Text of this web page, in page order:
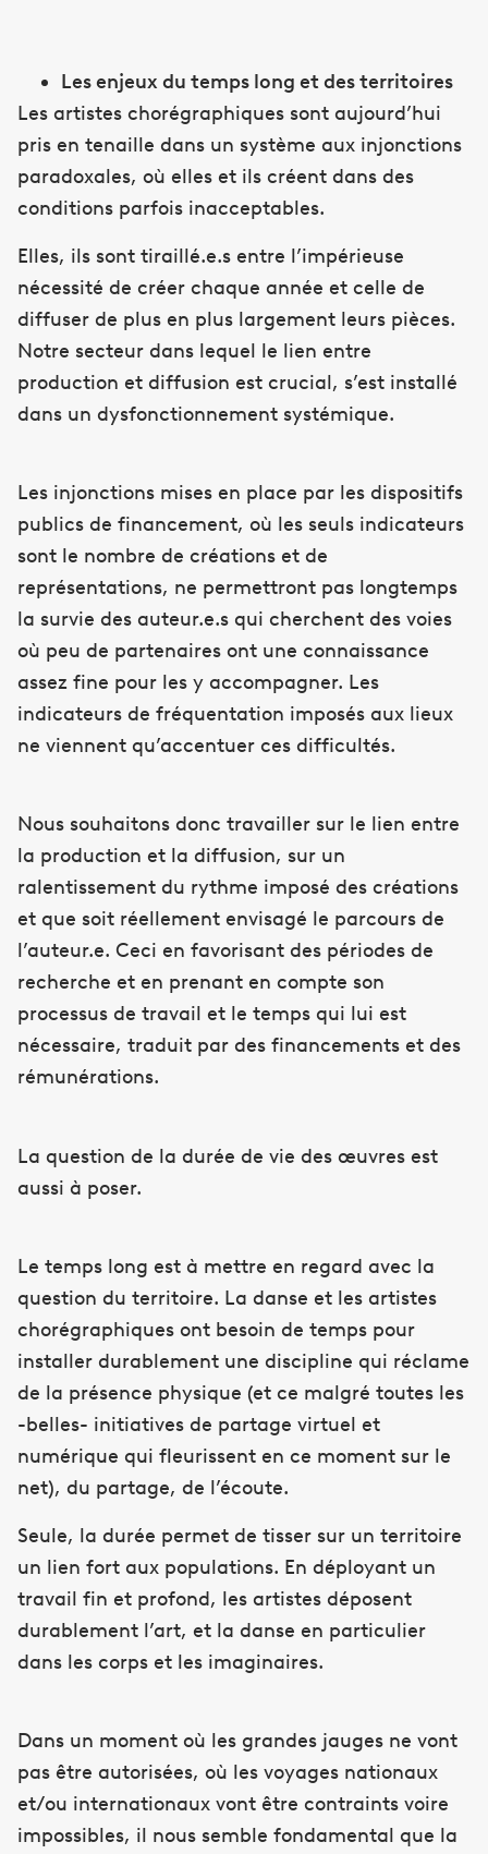
Les enjeux du temps long et des territoires
Les artistes chorégraphiques sont aujourd’hui
pris en tenaille dans un système aux injonctions
paradoxales, où elles et ils créent dans des
conditions parfois inacceptables.
Elles, ils sont tiraillé.e.s entre l’impérieuse
nécessité de créer chaque année et celle de
diffuser de plus en plus largement leurs pièces.
Notre secteur dans lequel le lien entre
production et diffusion est crucial, s’est installé
dans un dysfonctionnement systémique.
Les injonctions mises en place par les dispositifs
publics de financement, où les seuls indicateurs
sont le nombre de créations et de
représentations, ne permettront pas longtemps
la survie des auteur.e.s qui cherchent des voies
où peu de partenaires ont une connaissance
assez fine pour les y accompagner. Les
indicateurs de fréquentation imposés aux lieux
ne viennent qu’accentuer ces difficultés.
Nous souhaitons donc travailler sur le lien entre
la production et la diffusion, sur un
ralentissement du rythme imposé des créations
et que soit réellement envisagé le parcours de
l’auteur.e. Ceci en favorisant des périodes de
recherche et en prenant en compte son
processus de travail et le temps qui lui est
nécessaire, traduit par des financements et des
rémunérations.
La question de la durée de vie des œuvres est
aussi à poser.
Le temps long est à mettre en regard avec la
question du territoire. La danse et les artistes
chorégraphiques ont besoin de temps pour
installer durablement une discipline qui réclame
de la présence physique (et ce malgré toutes les
-belles- initiatives de partage virtuel et
numérique qui fleurissent en ce moment sur le
net), du partage, de l’écoute.
Seule, la durée permet de tisser sur un territoire
un lien fort aux populations. En déployant un
travail fin et profond, les artistes déposent
durablement l’art, et la danse en particulier
dans les corps et les imaginaires.
Dans un moment où les grandes jauges ne vont
pas être autorisées, où les voyages nationaux
et/ou internationaux vont être contraints voire
impossibles, il nous semble fondamental que la